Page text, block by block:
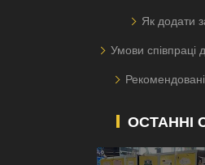
Як додати
Умови співпраці
ОСТАННІ